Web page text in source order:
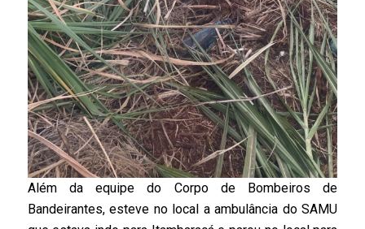
Além da equipe do Corpo de Bombeiros de
Bandeirantes, esteve no local a ambulância do SAMU